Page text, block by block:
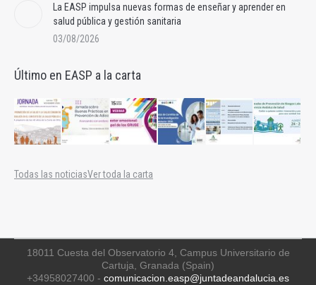
La EASP impulsa nuevas formas de enseñar y aprender en
salud pública y gestión sanitaria
03/08/2026
Último en EASP a la carta
Todas las noticiasVer toda la carta
18011 Cuesta del Observatorio 4, Campus Universitario de
Cartuja, Granada (Spain)
+34958027400 - comunicacion.easp@juntadeandalucia.es